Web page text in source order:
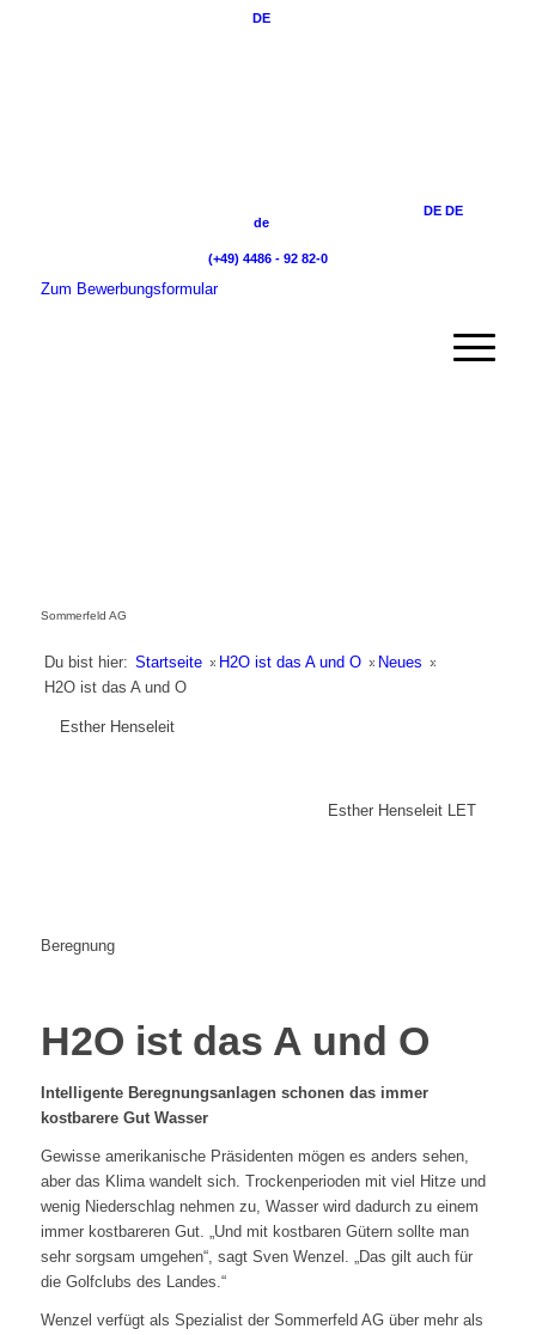
DE
DE DE
de
(+49) 4486 - 92 82-0
Zum Bewerbungsformular
Sommerfeld AG
Du bist hier: Startseite » H2O ist das A und O » Neues »
H2O ist das A und O
Esther Henseleit
Esther Henseleit LET
Beregnung
H2O ist das A und O
Intelligente Beregnungsanlagen schonen das immer
kostbarere Gut Wasser
Gewisse amerikanische Präsidenten mögen es anders sehen,
aber das Klima wandelt sich. Trockenperioden mit viel Hitze und
wenig Niederschlag nehmen zu, Wasser wird dadurch zu einem
immer kostbareren Gut. „Und mit kostbaren Gütern sollte man
sehr sorgsam umgehen“, sagt Sven Wenzel. „Das gilt auch für
die Golfclubs des Landes.“
Wenzel verfügt als Spezialist der Sommerfeld AG über mehr als